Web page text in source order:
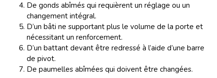
De gonds abîmés qui requièrent un réglage ou un
changement intégral.
D’un bâti ne supportant plus le volume de la porte et
nécessitant un renforcement.
D’un battant devant être redressé à l’aide d’une barre
de pivot.
De paumelles abîmées qui doivent être changées.